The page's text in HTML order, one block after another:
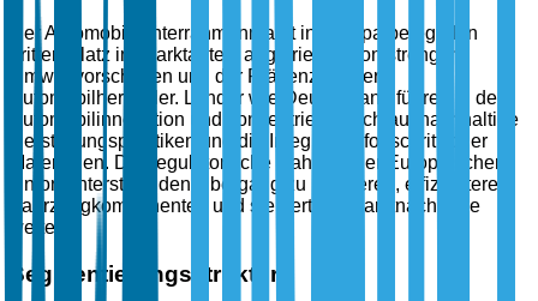
Der Automobil-Unterrahmenmarkt in Europa belegt den
dritten Platz im Marktanteil, angetrieben von strengen
Umweltvorschriften und der Präsenz großer
Automobilhersteller. Länder wie Deutschland führen in der
Automobilinnovation und konzentrieren sich auf nachhaltige
Herstellungspraktiken und die Integration fortschrittlicher
Materialien. Der regulatorische Rahmen der Europäischen
Union unterstützt den Übergang zu leichteren, effizienteren
Fahrzeugkomponenten und steigert die Marktnachfrage
weiter.
Segmentierungsstruktur